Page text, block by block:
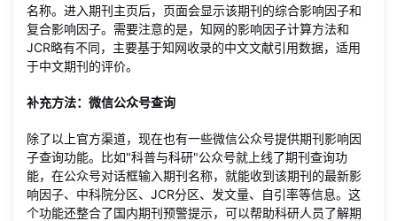
名称。进入期刊主页后，页面会显示该期刊的综合影响因子和
复合影响因子。需要注意的是，知网的影响因子计算方法和
JCR略有不同，主要基于知网收录的中文文献引用数据，适用
于中文期刊的评价。
补充方法：微信公众号查询
除了以上官方渠道，现在也有一些微信公众号提供期刊影响因
子查询功能。比如"科普与科研"公众号就上线了期刊查询功
能，在公众号对话框输入期刊名称，就能收到该期刊的最新影
响因子、中科院分区、JCR分区、发文量、自引率等信息。这
个功能还整合了国内期刊预警提示，可以帮助科研人员了解期